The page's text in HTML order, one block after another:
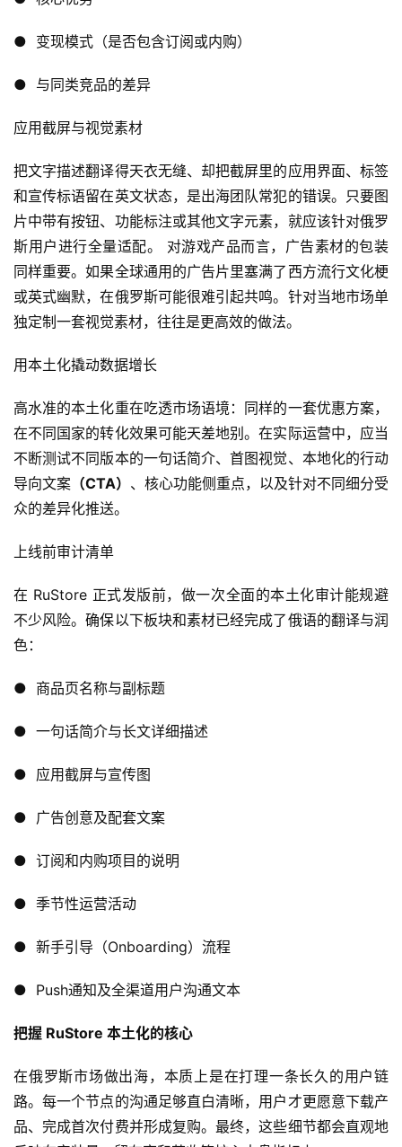
休
游
2
2
5
第
十
三
届
金
茶
奖
7
月
3
0
日
茶
对
海
文
中
)
●  变现模式（是否包含订阅或内购）
●  与同类竞品的差异
应用截屏与视觉素材
把文字描述翻译得天衣无缝、却把截屏里的应用界面、标签
和宣传标语留在英文状态，是出海团队常犯的错误。只要图
片中带有按钮、功能标注或其他文字元素，就应该针对俄罗
斯用户进行全量适配。 对游戏产品而言，广告素材的包装
同样重要。如果全球通用的广告片里塞满了西方流行文化梗
或英式幽默，在俄罗斯可能很难引起共鸣。针对当地市场单
独定制一套视觉素材，往往是更高效的做法。
用本土化撬动数据增长
高水准的本土化重在吃透市场语境：同样的一套优惠方案，
在不同国家的转化效果可能天差地别。在实际运营中，应当
不断测试不同版本的一句话简介、首图视觉、本地化的行动
导向文案 （CTA） 、核心功能侧重点，以及针对不同细分受
众的差异化推送。
上线前审计清单
在 RuStore 正式发版前，做一次全面的本土化审计能规避
不少风险。确保以下板块和素材已经完成了俄语的翻译与润
色：
●  商品页名称与副标题
●  一句话简介与长文详细描述
●  应用截屏与宣传图
●  广告创意及配套文案
●  订阅和内购项目的说明
●  季节性运营活动
●  新手引导（Onboarding）流程
●  Push通知及全渠道用户沟通文本
把握 RuStore 本土化的核心
在俄罗斯市场做出海，本质上是在打理一条长久的用户链
路。每一个节点的沟通足够直白清晰，用户才更愿意下载产
品、完成首次付费并形成复购。最终，这些细节都会直观地